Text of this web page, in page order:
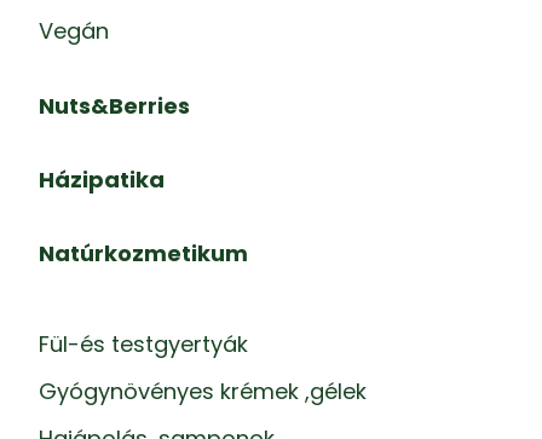
Vegán
Nuts&Berries
Házipatika
Natúrkozmetikum
Fül-és testgyertyák
Gyógynövényes krémek ,gélek